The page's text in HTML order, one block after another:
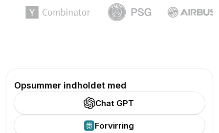
Opsummer indholdet med
Chat GPT
Forvirring